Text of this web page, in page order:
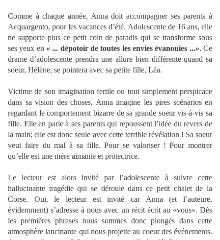
Comme à chaque année, Anna doit accompagner ses parents à
Acquargento, pour les vacances d’été. Adolescente de 16 ans, elle
ne supporte plus ce petit coin de paradis qui se transforme sous
ses yeux en « ... dépotoir de toutes les envies évanouies ...». Ce
drame d’adolescente prendra une allure bien différente quand sa
soeur, Hélène, se pointera avec sa petite fille, Léa.
Victime de son imagination fertile ou tout simplement perspicace
dans sa vision des choses, Anna imagine les pires scénarios en
regardant le comportement bizarre de sa grande soeur vis-à-vis sa
fille. Elle en parle à ses parents qui repoussent l’idée du revers de
la main; elle est donc seule avec cette terrible révélation ! Sa soeur
veut faire du mal à sa fille. Pour se valoriser ! Pour montrer
qu’elle est une mère aimante et protectrice.
Le lecteur est alors invité par l’adolescente à suivre cette
hallucinante tragédie qui se déroule dans ce petit chalet de la
Corse. Oui, le lecteur est invité car Anna (et l’auteure,
évidemment) s’adresse à nous avec un récit écrit au «vous». Dès
les premières phrases nous sommes donc plongés dans cette
atmosphère lancinante qui nous projette au coeur des événements.